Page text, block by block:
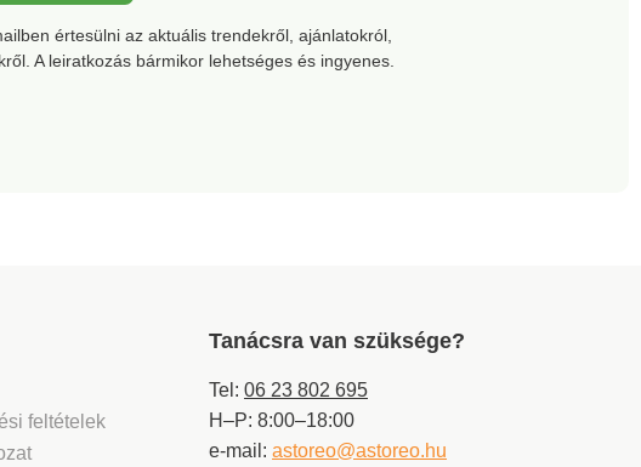
értesülni az aktuális trendekről, ajánlatokról,
A leiratkozás bármikor lehetséges és ingyenes.
feltételek
Tanácsra van szüksége?
Tel: 06 23 802 695
H–P: 8:00–18:00
e-mail: astoreo@astoreo.hu